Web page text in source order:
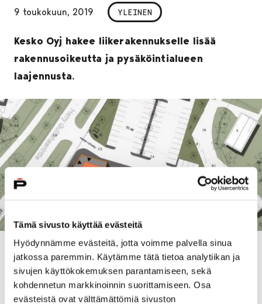
Tämä sivusto käyttää evästeitä
Hyödynnämme evästeitä, jotta voimme palvella sinua
jatkossa paremmin. Käytämme tätä tietoa analytiikan ja
sivujen käyttökokemuksen parantamiseen, sekä
kohdennetun markkinoinnin suorittamiseen. Osa
evästeistä ovat välttämättömiä sivuston
9 toukokuun, 2019 YLEINEN
Kesko Oyj hakee liikerakennukselle lisää
rakennusoikeutta ja pysäköintialueen
laajennusta.
Pihlavan asemakaavaluonnos 609 1727 on nähttävillä
samanaikaisesti viereilletulon kanssa 7.6.2019 asti.
Tutustu kaavan asiakirjoihin.